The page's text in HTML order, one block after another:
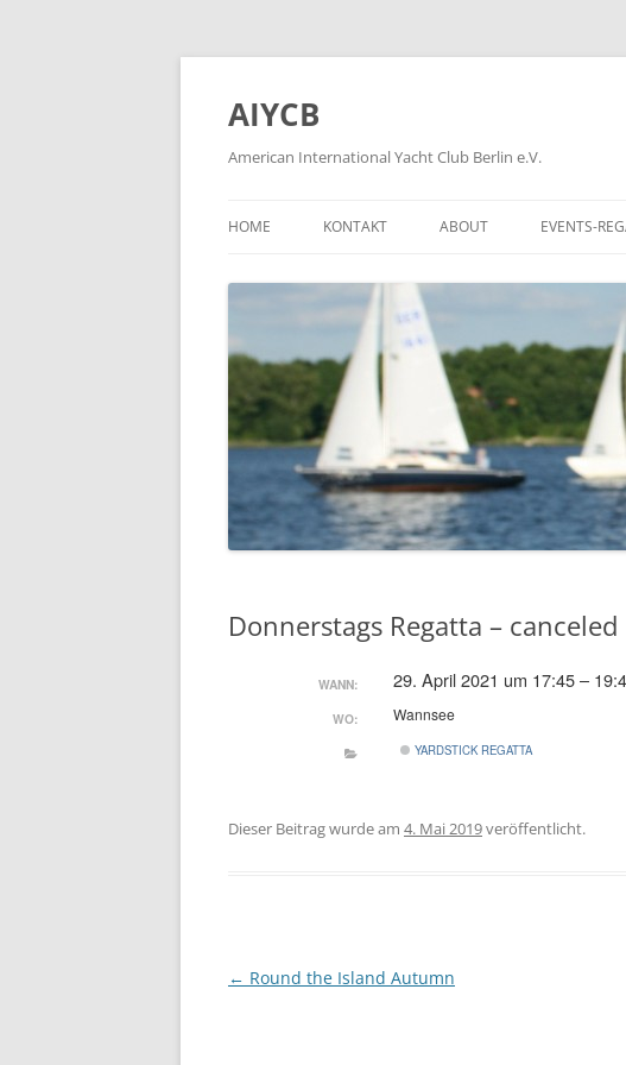
Zum
AIYCB
American International Yacht Club Berlin e.V.
HOME KONTAKT ABOUT
WIE WIRD MAN
HISTORY OF GROUNDS
FORMER MEMBERS OF AYCB
PLEASE KLICK HERE
EVENTS-
BERLINER
Donnerstags Regatta – canceled
WANN: 29. April 2021 um 17:45 –
WO: Wannsee
YARDSTICK REGATTA
Dieser Beitrag wurde am 4. Mai 2019veröffentlicht.
Beitragsnavigation
← Round the Island Autumn